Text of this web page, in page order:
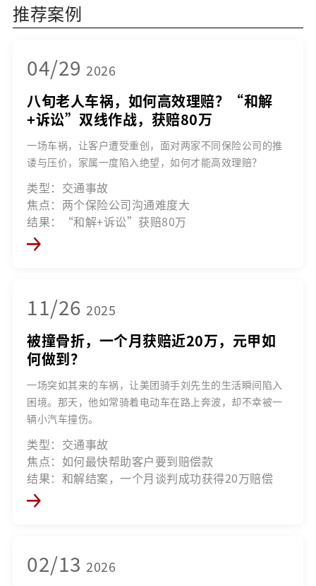
推荐案例
04/29 2026
八旬老人车祸，如何高效理赔？“和解
+诉讼”双线作战，获赔80万
一场车祸，让客户遭受重创，面对两家不同保险公司的推
诿与压价，家属一度陷入绝望，如何才能高效理赔？
类型：交通事故
焦点：两个保险公司沟通难度大
结果：“和解+诉讼”获赔80万
11/26 2025
被撞骨折，一个月获赔近20万，元甲如
何做到？
一场突如其来的车祸，让美团骑手刘先生的生活瞬间陷入
困境。那天，他如常骑着电动车在路上奔波，却不幸被一
辆小汽车撞伤。
类型：交通事故
焦点：如何最快帮助客户要到赔偿款
结果：和解结案，一个月谈判成功获得20万赔偿
02/13 2026